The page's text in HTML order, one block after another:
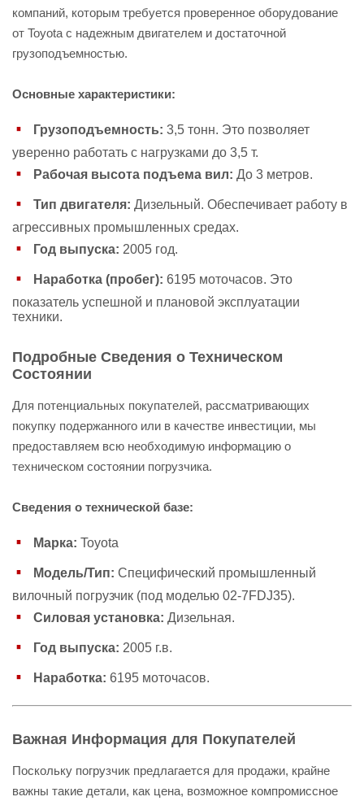
компаний, которым требуется проверенное оборудование
от Toyota с надежным двигателем и достаточной
грузоподъемностью.
Основные характеристики:
Грузоподъемность: 3,5 тонн. Это позволяет
уверенно работать с нагрузками до 3,5 т.
Рабочая высота подъема вил: До 3 метров.
Тип двигателя: Дизельный. Обеспечивает работу в
агрессивных промышленных средах.
Год выпуска: 2005 год.
Наработка (пробег): 6195 моточасов. Это
показатель успешной и плановой эксплуатации
техники.
Подробные Сведения о Техническом
Состоянии
Для потенциальных покупателей, рассматривающих
покупку подержанного или в качестве инвестиции, мы
предоставляем всю необходимую информацию о
техническом состоянии погрузчика.
Сведения о технической базе:
Марка: Toyota
Модель/Тип: Специфический промышленный
вилочный погрузчик (под моделью 02-7FDJ35).
Силовая установка: Дизельная.
Год выпуска: 2005 г.в.
Наработка: 6195 моточасов.
Важная Информация для Покупателей
Поскольку погрузчик предлагается для продажи, крайне
важны такие детали, как цена, возможное компромиссное